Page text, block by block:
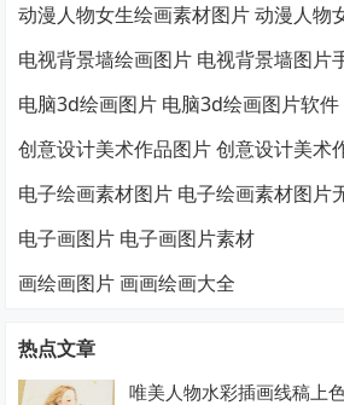
动漫人物女生绘画素材图片 动漫人物
电视背景墙绘画图片 电视背景墙图片
电脑3d绘画图片 电脑3d绘画图片软件
创意设计美术作品图片 创意设计美术
电子绘画素材图片 电子绘画素材图片
电子画图片 电子画图片素材
画绘画图片 画画绘画大全
热点文章
唯美人物水彩插画线稿上